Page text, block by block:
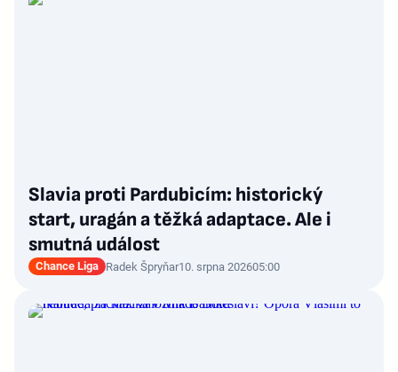
Slavia proti Pardubicím: historický
start, uragán a těžká adaptace. Ale i
smutná událost
Chance Liga Radek Špryňar10. srpna 202605:00